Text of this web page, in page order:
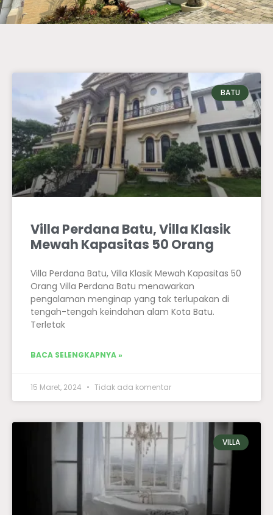
BATU
Villa Perdana Batu, Villa Klasik
Mewah Kapasitas 50 Orang
Villa Perdana Batu, Villa Klasik Mewah Kapasitas 50
Orang Villa Perdana Batu menawarkan
pengalaman menginap yang tak terlupakan di
tengah-tengah keindahan alam Kota Batu.
Terletak
BACA SELENGKAPNYA »
15 Maret, 2024 Tidak ada komentar
VILLA